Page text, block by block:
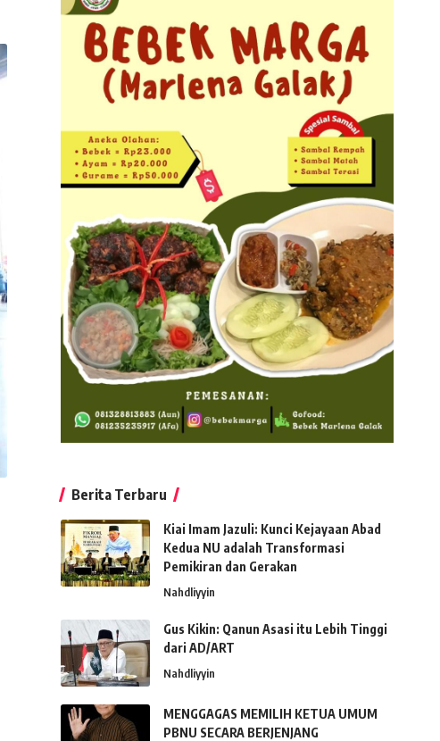
Berita Terbaru
Kiai Imam Jazuli: Kunci Kejayaan Abad
Kedua NU adalah Transformasi
Pemikiran dan Gerakan
Nahdliyyin
Gus Kikin: Qanun Asasi itu Lebih Tinggi
dari AD/ART
Nahdliyyin
MENGGAGAS MEMILIH KETUA UMUM
PBNU SECARA BERJENJANG